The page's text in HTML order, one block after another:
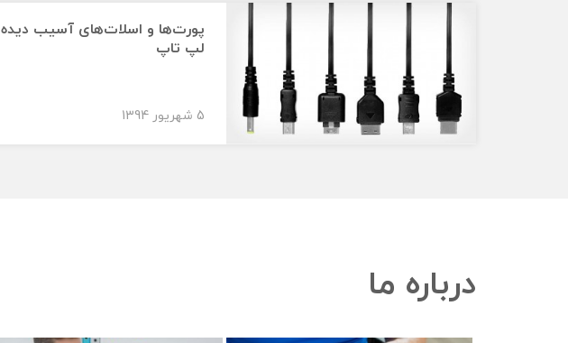
پورت‌ها و اسلات‌های آسیب دیده
لپ تاپ
5 شهریور 1394
درباره ما